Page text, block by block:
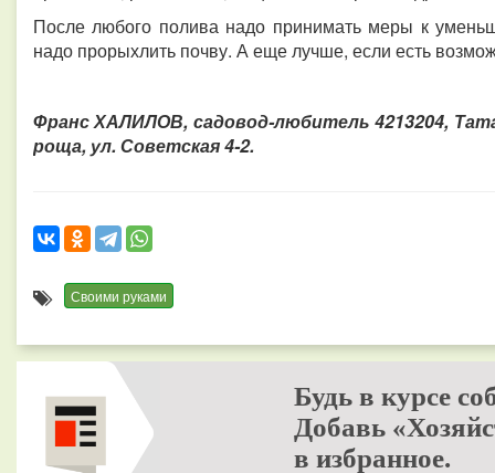
После любого полива надо принимать меры к
надо прорыхлить почву. А еще лучше, если есть
Франс ХАЛИЛОВ, садовод-любитель 4213204,
роща, ул. Советская 4-2.
Своими руками
Будь в курсе
Добавь
в избранное.